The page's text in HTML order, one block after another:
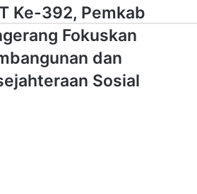
Ke-392, Pemkab
Fokuskan
dan
Sosial